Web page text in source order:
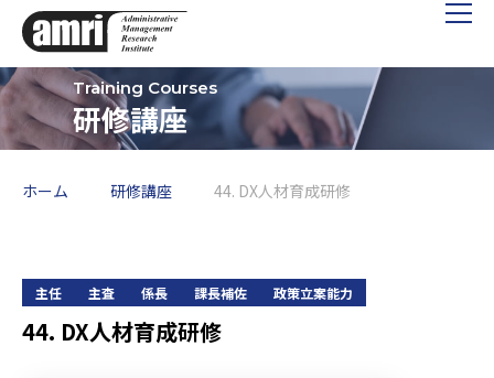
研修講座
ホーム 研修講座 44. DX人材育成研修
主任 主査 係長 課長補佐 政策立案能力
44. DX人材育成研修